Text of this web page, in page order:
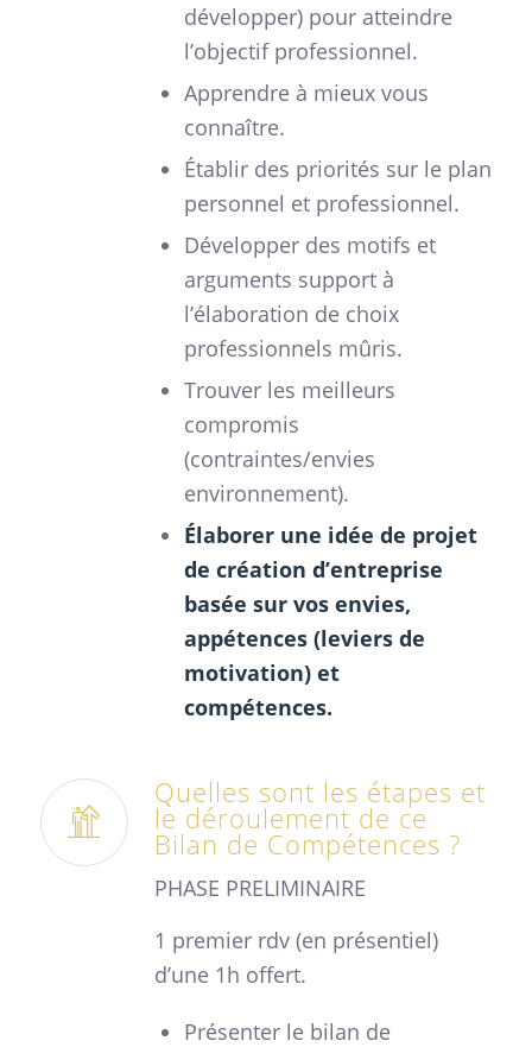
développer) pour atteindre
l’objectif professionnel.
Apprendre à mieux vous
connaître.
Établir des priorités sur le plan
personnel et professionnel.
Développer des motifs et
arguments support à
l’élaboration de choix
professionnels mûris.
Trouver les meilleurs
compromis
(contraintes/envies
environnement).
Élaborer une idée de projet
de création d’entreprise
basée sur vos envies,
appétences (leviers de
motivation) et
compétences.
Quelles sont les étapes et
le déroulement de ce
Bilan de Compétences ?
PHASE PRELIMINAIRE
1 premier rdv (en présentiel)
d’une 1h offert.
Présenter le bilan de